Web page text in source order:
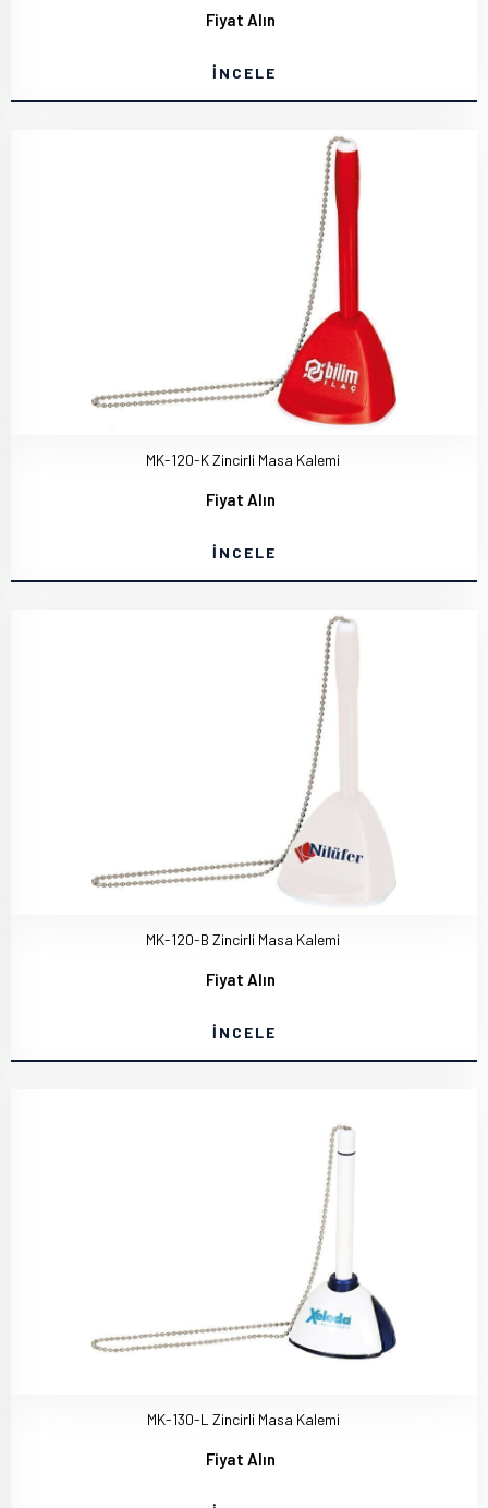
Fiyat Alın
İNCELE
MK-120-K Zincirli Masa Kalemi
Fiyat Alın
İNCELE
MK-120-B Zincirli Masa Kalemi
Fiyat Alın
İNCELE
MK-130-L Zincirli Masa Kalemi
Fiyat Alın